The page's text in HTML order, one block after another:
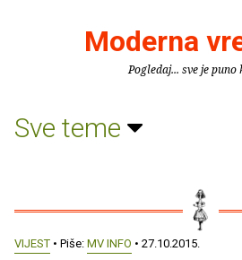
Moderna
Pogledaj... sve je puno
Sve teme
VIJEST • Piše: MV INFO • 27.10.2015.